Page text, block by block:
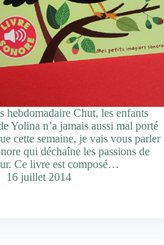
hebdomadaire Chut, les enfants
Yolina n’a jamais aussi mal porté
cette semaine, je vais vous parler
qui déchaîne les passions de
Ce livre est composé…
16 juillet 2014